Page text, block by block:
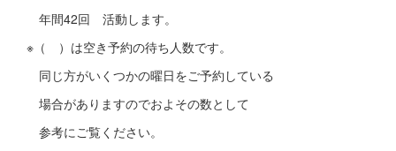
年間42回 活動します。
※（ ）は空き予約の待ち人数です。
同じ方がいくつかの曜日をご予約している
場合がありますのでおよその数として
参考にご覧ください。